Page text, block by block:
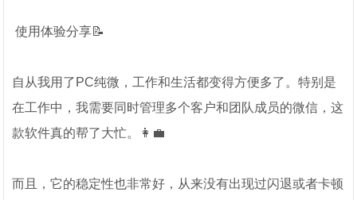
使用体验分享📝
自从我用了PC纯微，工作和生活都变得方便多了。特别是
在工作中，我需要同时管理多个客户和团队成员的微信，这
款软件真的帮了大忙。👩‍💼
而且，它的稳定性也非常好，从来没有出现过闪退或者卡顿